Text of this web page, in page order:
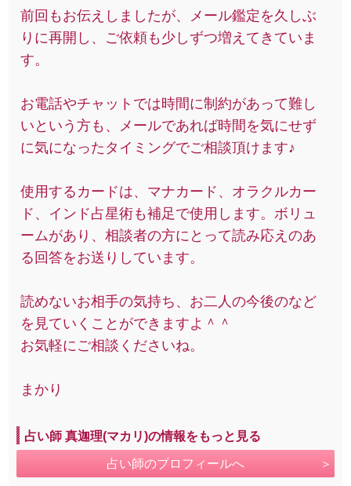
前回もお伝えしましたが、メール鑑定を久しぶ
りに再開し、ご依頼も少しずつ増えてきていま
す。
お電話やチャットでは時間に制約があって難し
いという方も、メールであれば時間を気にせず
に気になったタイミングでご相談頂けます♪
使用するカードは、マナカード、オラクルカー
ド、インド占星術も補足で使用します。ボリュ
ームがあり、相談者の方にとって読み応えのあ
る回答をお送りしています。
読めないお相手の気持ち、お二人の今後のなど
を見ていくことができますよ＾＾
お気軽にご相談くださいね。
まかり
占い師 真迦理(マカリ)の情報をもっと見る
占い師のプロフィールへ